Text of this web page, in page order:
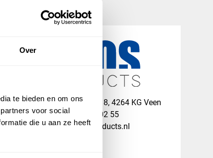
Over
te bieden en om ons
voor social
die u aan ze heeft
map Veensesteeg 8, 4264 KG Veen
phone_enabled +31 416 75 02 55
mail info@vosproducts.nl